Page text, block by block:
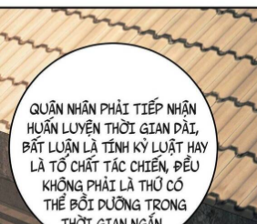
Cổ Đại
Hiện đại
Huyền Huyễn
Hài Hước
Hàn Quốc
Hậu Cung